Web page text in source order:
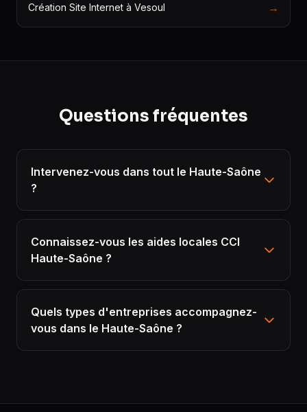
Création Site Internet à Vesoul →
Questions fréquentes
Intervenez-vous dans tout le Haute-Saône
?
Connaissez-vous les aides locales CCI
Haute-Saône ?
Quels types d'entreprises accompagnez-
vous dans le Haute-Saône ?